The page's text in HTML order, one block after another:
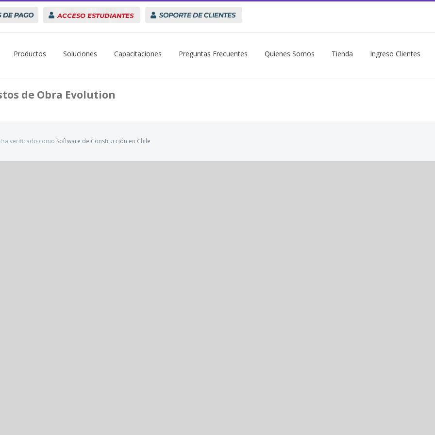
Acceso
Estudiantes
Soporte
Productos Soluciones Capacitaciones Preguntas Frecuentes Quienes Somos Tienda Ingreso Clientes
de Obra Evolution
verificado como Software de Construcción en Chile